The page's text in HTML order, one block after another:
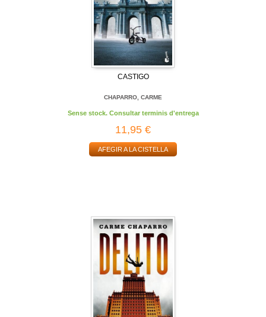
CASTIGO
CHAPARRO, CARME
Sense stock. Consultar terminis d'entrega
11,95 €
AFEGIR A LA CISTELLA